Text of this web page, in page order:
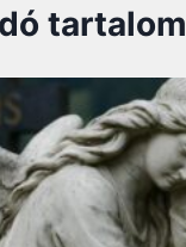
tartalom